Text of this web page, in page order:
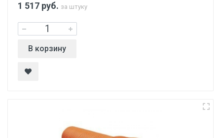
1 517 руб. за штуку
В корзину